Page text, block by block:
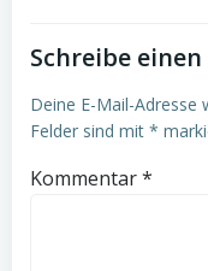
Schreibe
Deine E-Mail-Adresse
Felder sind mit *
Kommentar*